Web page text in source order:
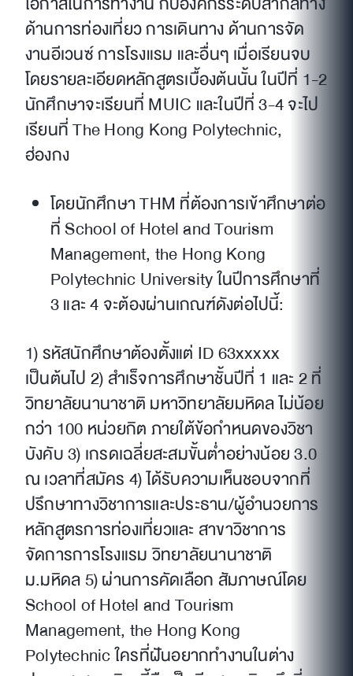
ด้านการท่องเที่ยว การเดินทาง ด้านการจัด
งานอีเวนซ์ การโรงแรม และอื่นๆ เมื่อเรียนจบ
โดยรายละเอียดหลักสูตรเบื้องต้นนั้น ในปีที่ 1-2
นักศึกษาจะเรียนที่ MUIC และในปีที่ 3-4 จะไป
เรียนที่ The Hong Kong Polytechnic,
ฮ่องกง
โดยนักศึกษา THM ที่ต้องการเข้าศึกษาต่อ
ที่ School of Hotel and Tourism
Management, the Hong Kong
Polytechnic University ในปีการศึกษาที่
3 และ 4 จะต้องผ่านเกณฑ์ดังต่อไปนี้:
1) รหัสนักศึกษาต้องตั้งแต่ ID 63xxxxx
เป็นต้นไป 2) สำเร็จการศึกษาชั้นปีที่ 1 และ 2 ที่
วิทยาลัยนานาชาติ มหาวิทยาลัยมหิดล ไม่น้อย
กว่า 100 หน่วยกิต ภายใต้ข้อกำหนดของวิชา
บังคับ 3) เกรดเฉลี่ยสะสมขั้นต่ำอย่างน้อย 3.0
ณ เวลาที่สมัคร 4) ได้รับความเห็นชอบจากที่
ปรึกษาทางวิชาการและประธาน/ผู้อำนวยการ
หลักสูตรการท่องเที่ยวและ สาขาวิชาการ
จัดการการโรงแรม วิทยาลัยนานาชาติ
ม.มหิดล 5) ผ่านการคัดเลือก สัมภาษณ์โดย
School of Hotel and Tourism
Management, the Hong Kong
Polytechnic ใครที่ฝันอยากทำงานในต่าง